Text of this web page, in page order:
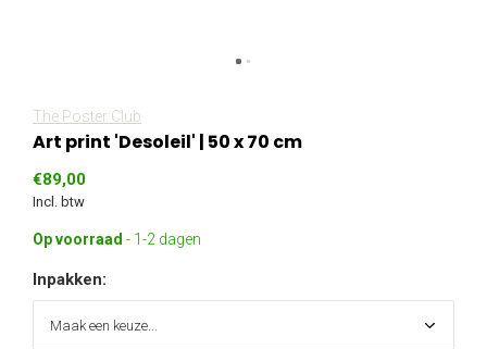
The Poster Club
Art print 'Desoleil' | 50 x 70 cm
€89,00
Incl. btw
Op voorraad - 1-2 dagen
Inpakken: